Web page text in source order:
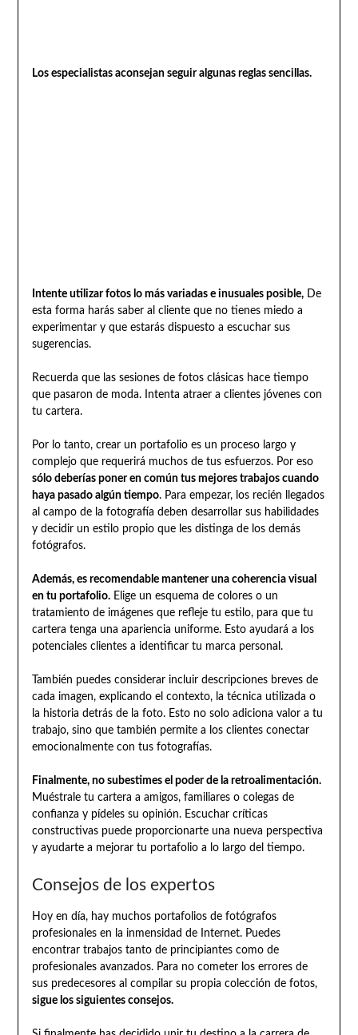
Los especialistas aconsejan seguir algunas reglas sencillas.
Intente utilizar fotos lo más variadas e inusuales posible,De
esta forma harás saber al cliente que no tienes miedo a
experimentar y que estarás dispuesto a escuchar sus
sugerencias.
Recuerda que las sesiones de fotos clásicas hace tiempo
que pasaron de moda. Intenta atraer a clientes jóvenes con
tu cartera.
Por lo tanto, crear un portafolio es un proceso largo y
complejo que requerirá muchos de tus esfuerzos. Por eso
sólo deberías poner en común tus mejores trabajos cuando
haya pasado algún tiempo. Para empezar, los recién llegados
al campo de la fotografía deben desarrollar sus habilidades
y decidir un estilo propio que les distinga de los demás
fotógrafos.
Además, es recomendable mantener una coherencia visual
en tu portafolio.Elige un esquema de colores o un
tratamiento de imágenes que refleje tu estilo, para que tu
cartera tenga una apariencia uniforme. Esto ayudará a los
potenciales clientes a identificar tu marca personal.
También puedes considerar incluir descripciones breves de
cada imagen, explicando el contexto, la técnica utilizada o
la historia detrás de la foto. Esto no solo adiciona valor a tu
trabajo, sino que también permite a los clientes conectar
emocionalmente con tus fotografías.
Finalmente, no subestimes el poder de la retroalimentación.
Muéstrale tu cartera a amigos, familiares o colegas de
confianza y pídeles su opinión. Escuchar críticas
constructivas puede proporcionarte una nueva perspectiva
y ayudarte a mejorar tu portafolio a lo largo del tiempo.
Consejos de los expertos
Hoy en día, hay muchos portafolios de fotógrafos
profesionales en la inmensidad de Internet. Puedes
encontrar trabajos tanto de principiantes como de
profesionales avanzados. Para no cometer los errores de
sus predecesores al compilar su propia colección de fotos,
sigue los siguientes consejos.